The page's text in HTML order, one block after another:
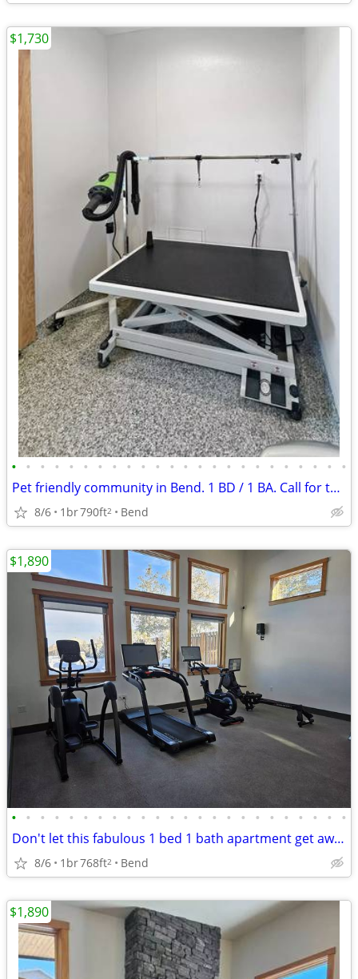
• • • • • • • • • • • • • • • • • • • • • • • •
Pet friendly community in Bend. 1 BD / 1 BA. Call for tour!
8/6 1br790ft2 Bend
$1,730
• • • • • • • • • • • • • • • • • • • • • • • •
Don't let this fabulous 1 bed 1 bath apartment get away!!
8/6 1br768ft2 Bend
$1,890
$1,890